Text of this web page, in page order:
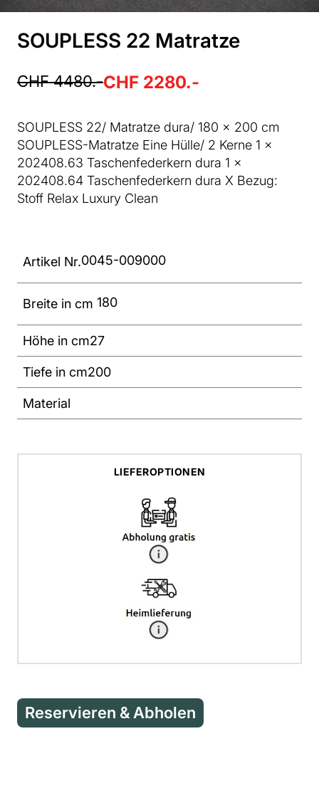
SOUPLESS 22 Matratze
CHF 4480.-CHF 2280.-
SOUPLESS 22/ Matratze dura/ 180 x 200 cm
SOUPLESS-Matratze Eine Hülle/ 2 Kerne 1 x
202408.63 Taschenfederkern dura 1 x
202408.64 Taschenfederkern dura X Bezug:
Stoff Relax Luxury Clean
Artikel Nr.0045-009000
Breite in cm 180
Höhe in cm27
Tiefe in cm200
Material
LIEFEROPTIONEN
Reservieren & Abholen